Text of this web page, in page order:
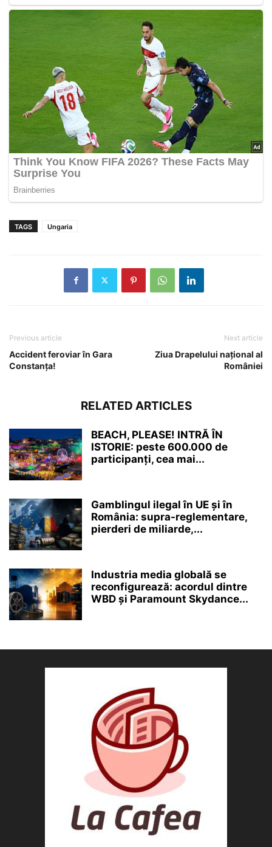
TAGS Ungaria
Previous article
Accident feroviar în Gara
Constanța!
Next article
Ziua Drapelului național al
României
RELATED ARTICLES
BEACH, PLEASE! INTRĂ ÎN
ISTORIE: peste 600.000 de
participanți, cea mai...
Gamblingul ilegal în UE și în
România: supra-reglementare,
pierderi de miliarde,...
Industria media globală se
reconfigurează: acordul dintre
WBD și Paramount Skydance...